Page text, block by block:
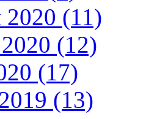
2020 (11)
(12)
(17)
(13)